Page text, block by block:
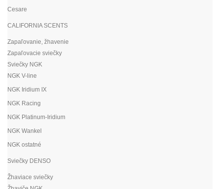
Cesare
CALIFORNIA SCENTS
Zapaľovanie, žhavenie
Zapaľovacie sviečky
Sviečky NGK
NGK V-line
NGK Iridium IX
NGK Racing
NGK Platinum-Iridium
NGK Wankel
NGK ostatné
Sviečky DENSO
Žhaviace sviečky